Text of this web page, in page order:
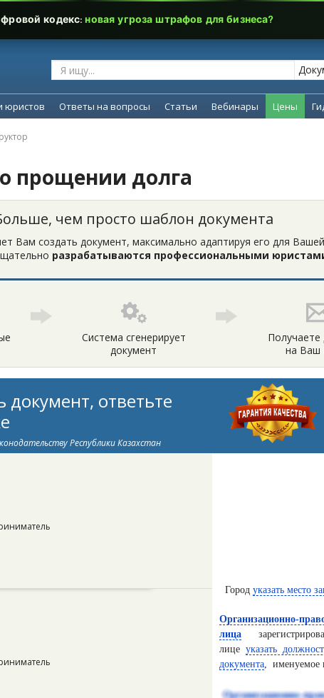
юристов Ответы на вопросы Статьи Вебинары Цены
прощении долга
чем просто шаблон документа
Вам создать документ, максимально адаптируя его для
разрабатываются профессиональными
Система сгенерирует
документ
Получаете
на Ваш
документ, ответьте
Республики Казахстан
Город указать место
лица
лице указать
документа, именуемое
кодекс:новая угроза штрафов для бизнеса?